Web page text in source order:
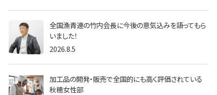
全国漁青連の竹内会長に今後の意気込みを語ってもら
いました！
2026.8.5
加工品の開発・販売で全国的にも高く評価されている
秋穂女性部